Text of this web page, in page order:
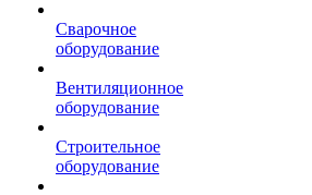
Сварочное
оборудование
Вентиляционное
оборудование
Строительное
оборудование